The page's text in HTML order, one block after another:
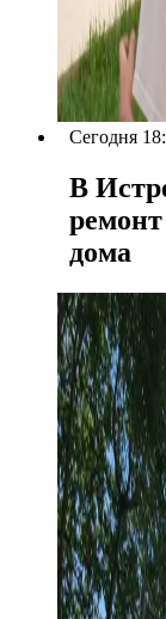
Сегодня
В
дома